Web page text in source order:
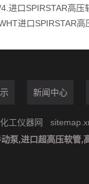
进口SPIRSTAR高压
进口SPIRSTAR
新闻中心
化工仪器网
泵,进口超高压软管,